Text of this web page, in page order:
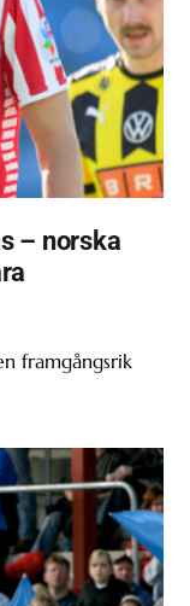
– norska
framgångsrik